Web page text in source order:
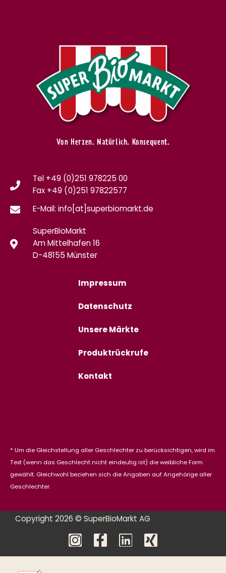
Von Herzen. Natürlich. Konsequent.
Tel +49 (0)251 978225 00
Fax +49 (0)251 97822577
E-Mail: info[at]superbiomarkt.de
SuperBioMarkt
Am Mittelhafen 16
D-48155 Münster
Impressum
Datenschutz
Unsere Märkte
Produktrückrufe
Kontakt
* Um die Gleichstellung aller Geschlechter zu berücksichtigen, wird im
Text (wenn das Geschlecht nicht eindeutig ist) die weibliche Form
gewählt. Gleichwohl beziehen sich die Angaben auf Angehörige aller
Geschlechter.
Copyright 2026 © SuperBioMarkt AG